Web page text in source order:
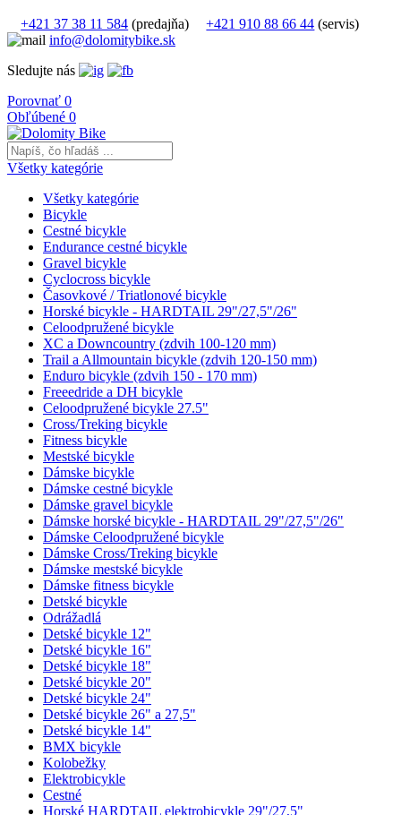
+421 37 38 11 584 (predajňa) +421 910 88 66 44 (servis)
info@dolomitybike.sk
Sledujte nás
Porovnať 0
Obľúbené 0
Všetky kategórie
Všetky kategórie
Bicykle
Cestné bicykle
Endurance cestné bicykle
Gravel bicykle
Cyclocross bicykle
Časovkové / Triatlonové bicykle
Horské bicykle - HARDTAIL 29"/27,5"/26"
Celoodpružené bicykle
XC a Downcountry (zdvih 100-120 mm)
Trail a Allmountain bicykle (zdvih 120-150 mm)
Enduro bicykle (zdvih 150 - 170 mm)
Freeedride a DH bicykle
Celoodpružené bicykle 27.5"
Cross/Treking bicykle
Fitness bicykle
Mestské bicykle
Dámske bicykle
Dámske cestné bicykle
Dámske gravel bicykle
Dámske horské bicykle - HARDTAIL 29"/27,5"/26"
Dámske Celoodpružené bicykle
Dámske Cross/Treking bicykle
Dámske mestské bicykle
Dámske fitness bicykle
Detské bicykle
Odrážadlá
Detské bicykle 12"
Detské bicykle 16"
Detské bicykle 18"
Detské bicykle 20"
Detské bicykle 24"
Detské bicykle 26" a 27,5"
Detské bicykle 14"
BMX bicykle
Kolobežky
Elektrobicykle
Cestné
Horské HARDTAIL elektrobicykle 29"/27,5"